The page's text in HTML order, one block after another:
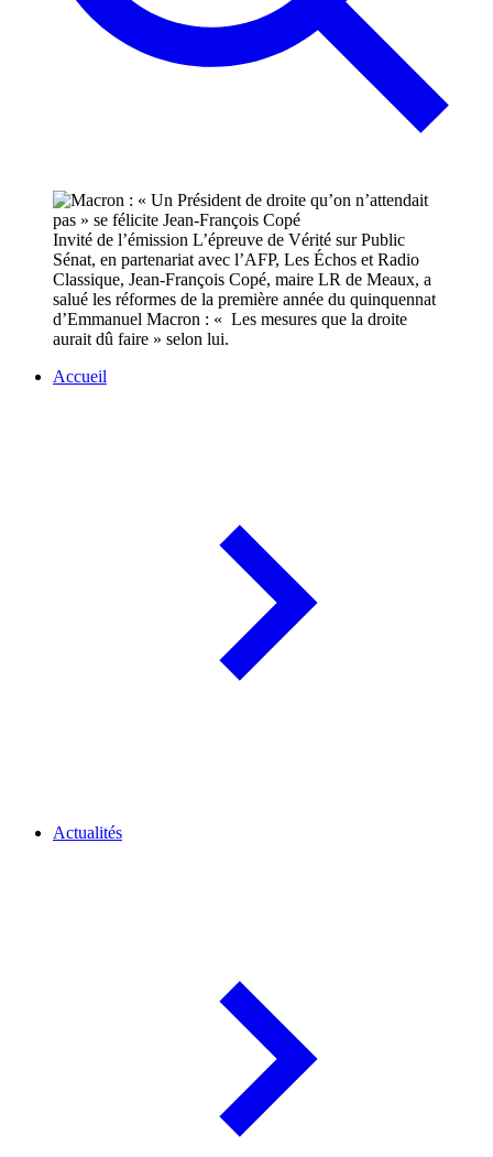
Invité de l’émission L’épreuve de Vérité sur Public
Sénat, en partenariat avec l’AFP, Les Échos et Radio
Classique, Jean-François Copé, maire LR de Meaux, a
salué les réformes de la première année du quinquennat
d’Emmanuel Macron : « Les mesures que la droite
aurait dû faire » selon lui.
Accueil
Actualités